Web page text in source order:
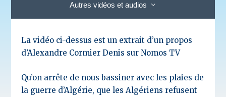
Autres vidéos et audios
La vidéo ci-dessus est un extrait d’un propos
d’Alexandre Cormier Denis sur Nomos TV
Qu’on arrête de nous bassiner avec les plaies de
la guerre d’Algérie, que les Algériens refusent